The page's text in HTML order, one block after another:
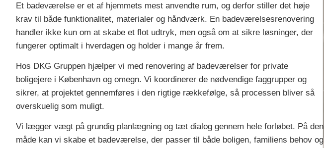
Et badeværelse er et af hjemmets mest anvendte rum, og derfor stiller det høje
krav til både funktionalitet, materialer og håndværk. En badeværelsesrenovering
handler ikke kun om at skabe et flot udtryk, men også om at sikre løsninger, der
fungerer optimalt i hverdagen og holder i mange år frem.
Hos DKG Gruppen hjælper vi med renovering af badeværelser for private
boligejere i København og omegn. Vi koordinerer de nødvendige faggrupper og
sikrer, at projektet gennemføres i den rigtige rækkefølge, så processen bliver så
overskuelig som muligt.
Vi lægger vægt på grundig planlægning og tæt dialog gennem hele forløbet. På den
måde kan vi skabe et badeværelse, der passer til både boligen, familiens behov og